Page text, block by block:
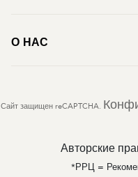
О НАС
Сайт защищен reCAPTCHA.
Авторские
*РРЦ =